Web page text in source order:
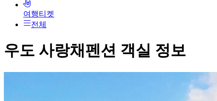
여행티켓
전체
우도 사랑채펜션 객실 정보